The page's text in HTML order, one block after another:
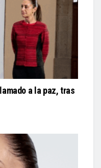
a la paz, tras